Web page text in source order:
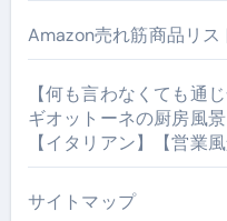
Amazon売れ筋商品リス
【何も言わなくても通
ギオットーネの厨房風
【イタリアン】【営業風
サイトマップ